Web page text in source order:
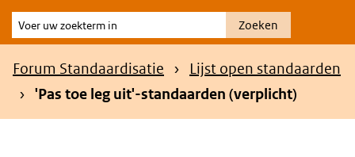
Voer
uw
zoekterm
Zoeken
Kruimelpad
Forum Standaardisatie
Lijst open standaarden
'Pas toe leg uit'-standaarden (verplicht)